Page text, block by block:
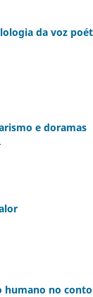
da voz
e doramas
no